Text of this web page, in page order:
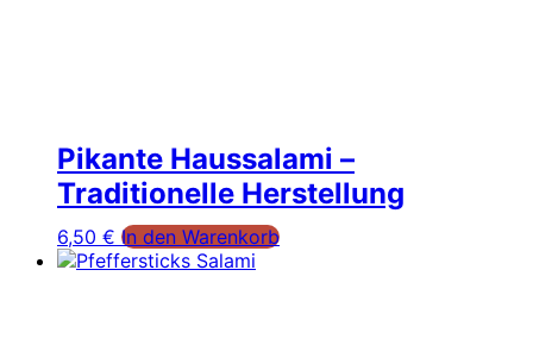
Pikante Haussalami –
Traditionelle Herstellung
6,50 € In den Warenkorb